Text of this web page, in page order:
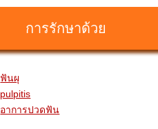
การรักษาด้วย
ฟันผุ
pulpitis
อาการปวดฟัน